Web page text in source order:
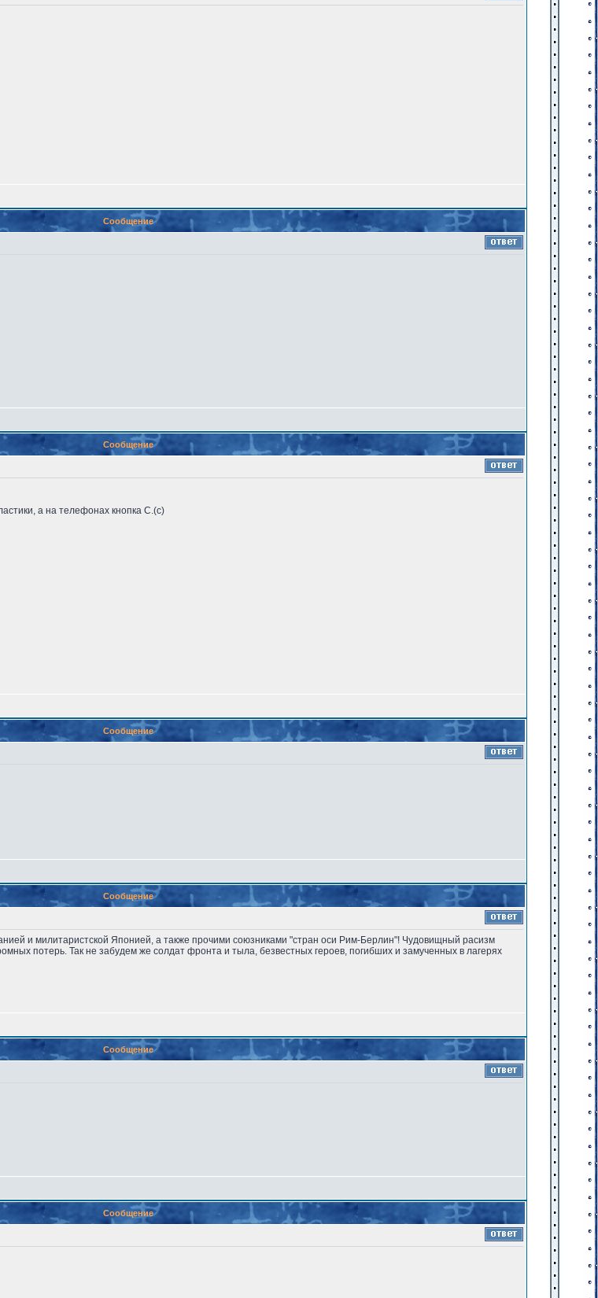
Сообщение
Сообщение
а на телефонах кнопка C.(с)
Сообщение
Сообщение
и милитаристской Японией, а также прочими союзниками "стран оси Рим-Берлин"! Чудовищный расизм
потерь. Так не забудем же солдат фронта и тыла, безвестных героев, погибших и замученных в лагерях
Сообщение
Сообщение